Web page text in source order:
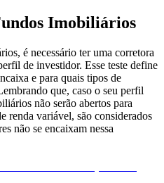
Imobiliários
é necessário ter uma corretora
de investidor. Esse teste define
e para quais tipos de
que, caso o seu perfil
não serão abertos para
renda variável, são considerados
não se encaixam nessa